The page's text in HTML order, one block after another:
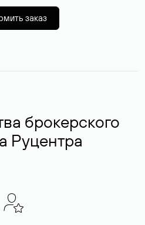
заказ
брокерского
Руцентра